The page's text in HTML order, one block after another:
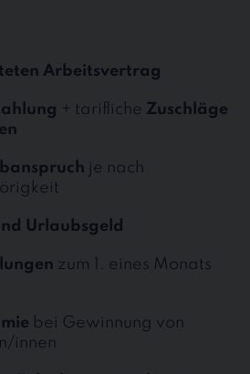
Arbeitsvertrag
+ tarifliche Zuschläge
je nach
Urlaubsgeld
zum 1. eines Monats
bei Gewinnung von
innen